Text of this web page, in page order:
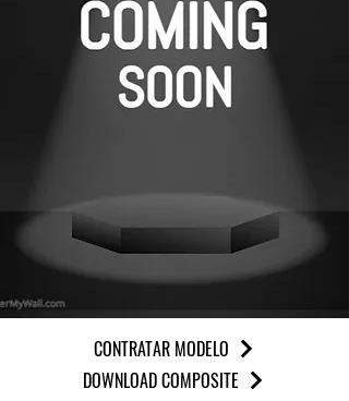
CONTRATAR MODELO
DOWNLOAD COMPOSITE